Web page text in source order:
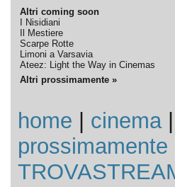
Altri coming soon
I Nisidiani
Il Mestiere
Scarpe Rotte
Limoni a Varsavia
Ateez: Light the Way in Cinemas
Altri prossimamente »
home cinema|
prossimamente